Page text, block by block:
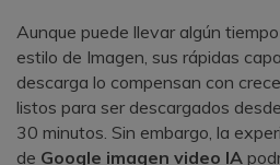
󠀰Aunque puede llevar algún
estilo de Imagen, sus rápidas
descarga lo compensan con
listos para ser descargados
30 minutos.󠀲󠀡󠀠󠀦󠀣󠀩󠀣󠀤󠀥󠀳󠀰 Sin embargo, la
de Google imagen video IA